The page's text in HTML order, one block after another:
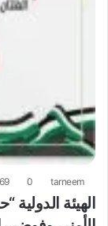
tarneem
0
69
الهيئة